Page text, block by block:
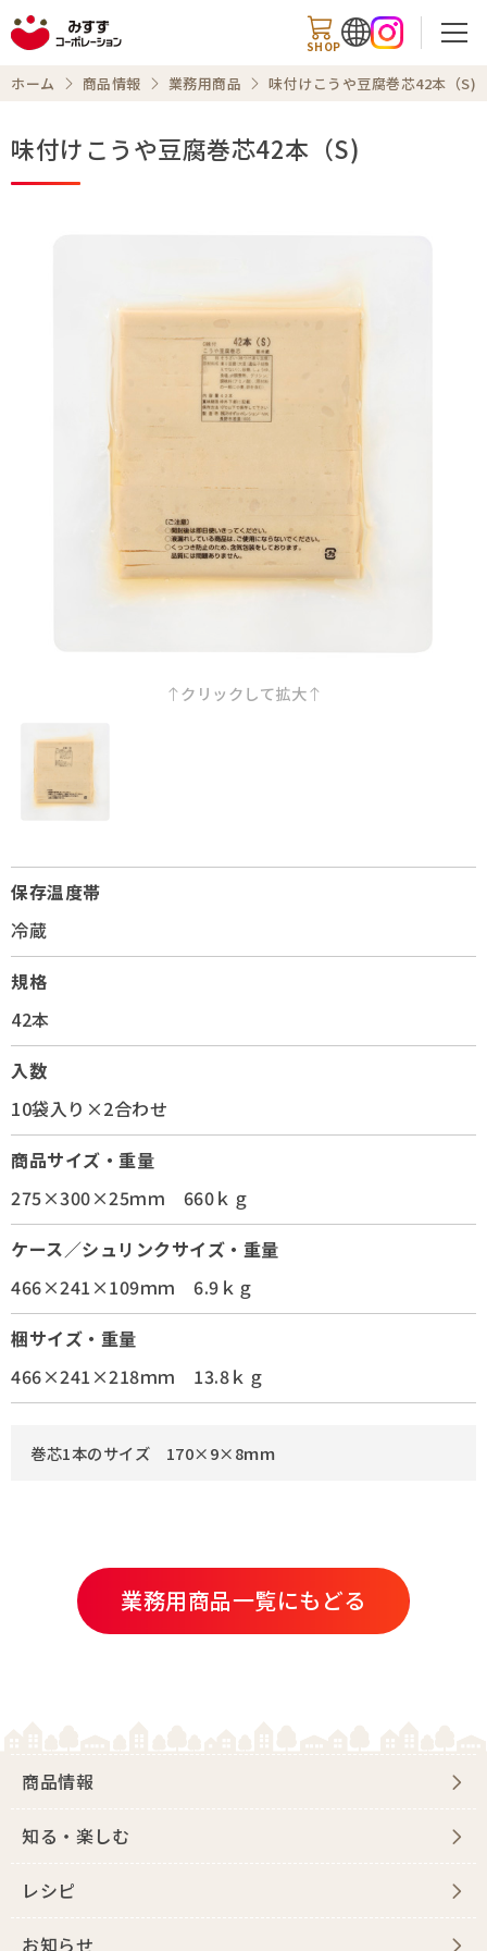
SHOP
ホーム 商品情報 業務用商品 味付けこうや豆腐巻芯42本（S)
味付けこうや豆腐巻芯42本（S)
クリックして拡大
保存温度帯
冷蔵
規格
42本
入数
10袋入り×2合わせ
商品サイズ・重量
275×300×25ｍｍ 660ｋｇ
ケース／シュリンクサイズ・重量
466×241×109ｍｍ 6.9ｋｇ
梱サイズ・重量
466×241×218ｍｍ 13.8ｋｇ
巻芯1本のサイズ 170×9×8ｍｍ
業務用商品一覧にもどる
商品情報
知る・楽しむ
レシピ
お知らせ